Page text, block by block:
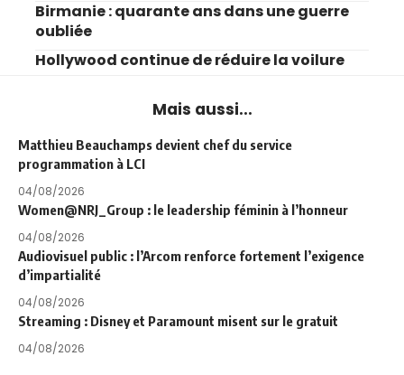
Birmanie : quarante ans dans une guerre
oubliée
Hollywood continue de réduire la voilure
Mais aussi...
Matthieu Beauchamps devient chef du service
programmation à LCI
04/08/2026
Women@NRJ_Group : le leadership féminin à l’honneur
04/08/2026
Audiovisuel public : l’Arcom renforce fortement l’exigence
d’impartialité
04/08/2026
Streaming : Disney et Paramount misent sur le gratuit
04/08/2026